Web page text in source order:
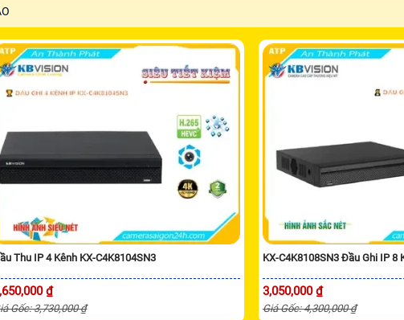
Thu IP 4 Kênh KX-C4K8104SN3
₫
Gốc: 3,730,000 ₫
KX-C4K8108SN3 Đầu Ghi IP 8
3,050,000 ₫
Giá Gốc: 4,300,000 ₫